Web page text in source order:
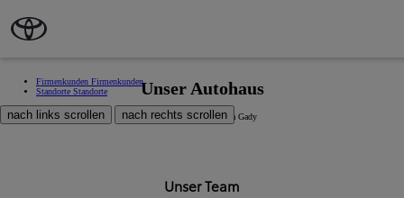
Firmenkunden Firmenkunden
Standorte Standorte
nach links scrollen nach rechts scrollen
Unser Autohaus
Willkommen bei Toyota Gady
Unser Team